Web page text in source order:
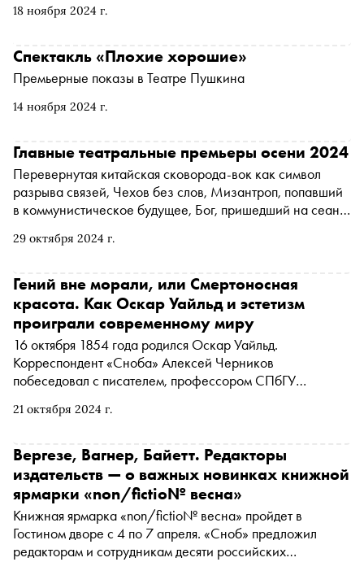
18 ноября 2024 г.
сегодня можно в том числе при выборе своего будущего
TATE от ГК «КОРТРОС» рассказываем о том, как каждая
деталь пространства может отражать личность его
резидентов
14 ноября 2024 г.
Спектакль «Плохие хорошие»
Премьерные показы в Театре Пушкина
29 октября 2024 г.
Главные театральные премьеры осени 2024
Перевернутая китайская сковорода-вок как символ
разрыва связей, Чехов без слов, Мизантроп, попавший
в коммунистическое будущее, Бог, пришедший на сеанс
«Сноб» собрал главные премьеры осени в московских и
21 октября 2024 г.
Гений вне морали, или Смертоносная
красота. Как Оскар Уайльд и эстетизм
проиграли современному миру
16 октября 1854 года родился Оскар Уайльд.
Корреспондент «Сноба» Алексей Черников
побеседовал с писателем, профессором СПбГУ
эпоха выбрала Уайльда козлом отпущения, был ли он
писателем, в каких случаях порок позволителен гению,
приводит ли заточение в башне из слоновой кости к
жизненному краху, почему стремление к красоте
требует от человека гибели и возможен ли сегодня
подлинный трагический эстетизм, а не
постмодернистский вульгарный маскарад
Вергезе, Вагнер, Байетт. Редакторы
издательств — о важных новинках книжной
ярмарки «non/fictio№ весна»
Книжная ярмарка «non/fictio№ весна» пройдет в
Гостином дворе с 4 по 7 апреля. «Сноб» предложил
редакторам и сотрудникам десяти российских